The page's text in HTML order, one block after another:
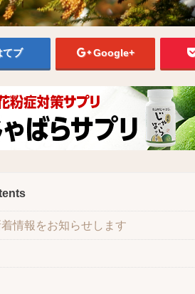
てブ Google+
情報をお知らせします